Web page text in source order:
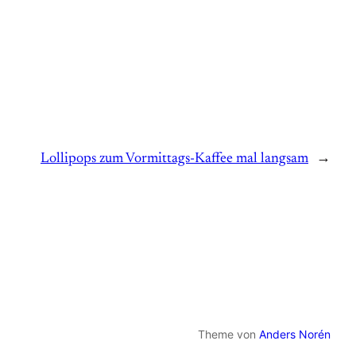
Lollipops zum Vormittags-Kaffee mal langsam →
Theme von Anders Norén